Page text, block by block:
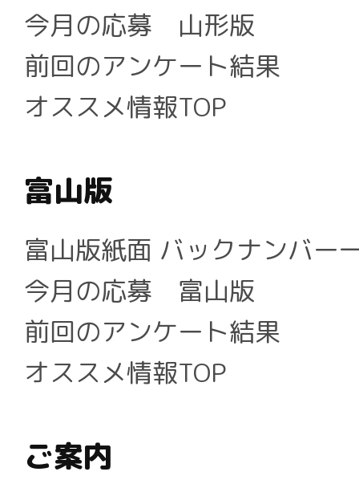
今月の応募 山形版
前回のアンケート結果
オススメ情報TOP
富山版
富山版紙面 バックナンバー
今月の応募 富山版
前回のアンケート結果
オススメ情報TOP
ご案内